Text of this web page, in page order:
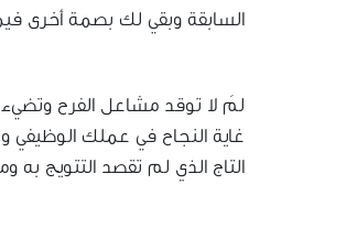
السابقة وبقي لك بصمة أخرى
لمَ لا توقد مشاعل الفرح وتضيء
غاية النجاح في عملك الوظيفي
التاج الذي لم تقصد التتويج